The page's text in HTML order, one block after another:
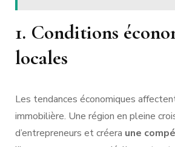
1. Conditions
locales
Les tendances économiques
immobilière. Une région en pleine
d’entrepreneurs et créera une